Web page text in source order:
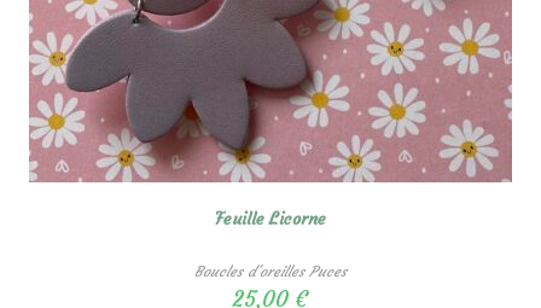
Feuille Licorne
Boucles d'oreilles Puces
25,00 €